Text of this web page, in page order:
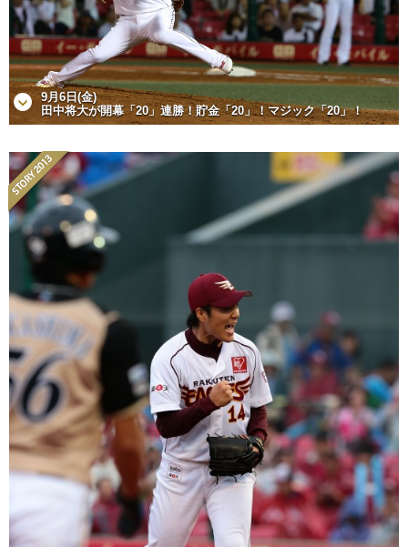
9月6日(金)
田中将大が開幕「20」連勝！貯金「20」！マジック「20」！